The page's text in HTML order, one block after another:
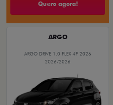
Quero agora!
ARGO
ARGO DRIVE 1.0 FLEX 4P 2026
2026/2026